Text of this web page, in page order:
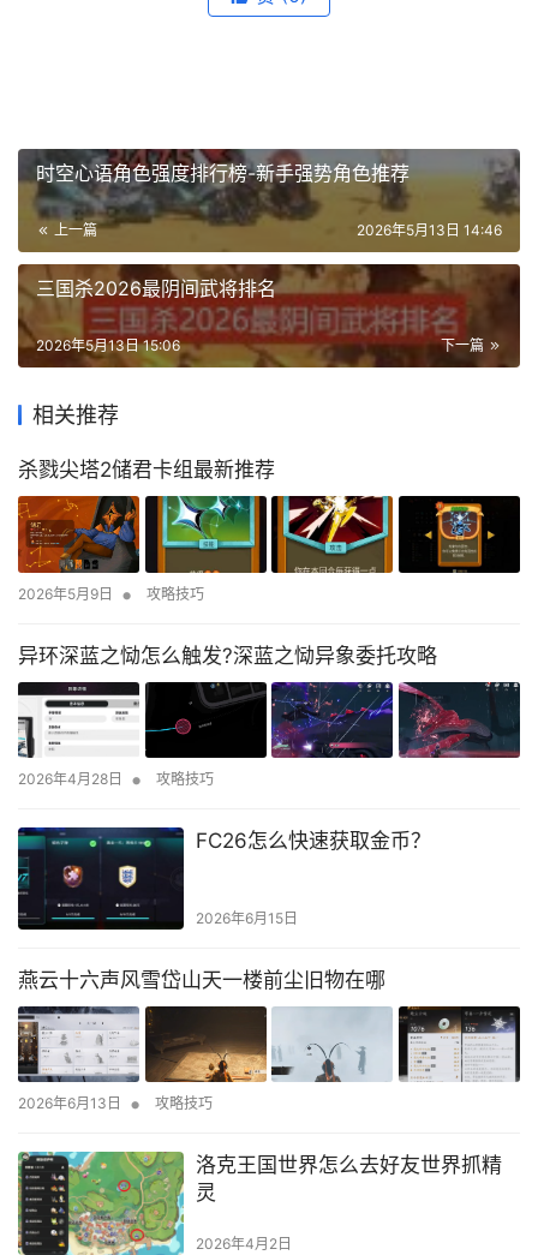
时空心语角色强度排行榜-新手强势角色推荐
上一篇 2026年5月13日 14:46
三国杀2026最阴间武将排名
下一篇
2026年5月13日 15:06
相关推荐
杀戮尖塔2储君卡组最新推荐
2026年5月9日 • 攻略技巧
异环深蓝之恸怎么触发?深蓝之恸异象委托攻略
2026年4月28日 • 攻略技巧
FC26怎么快速获取金币？
2026年6月15日
燕云十六声风雪岱山天一楼前尘旧物在哪
2026年6月13日 • 攻略技巧
洛克王国世界怎么去好友世界抓精
灵
2026年4月2日